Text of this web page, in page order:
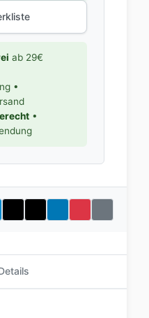
ab 29€
•
•